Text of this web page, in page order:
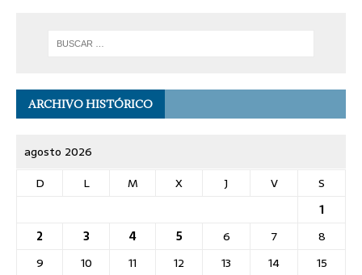
ARCHIVO HISTÓRICO
agosto 2026
D
L M X J V
S
1
2
3 4 5 6 7
8
9
10 11 12 13 14
15